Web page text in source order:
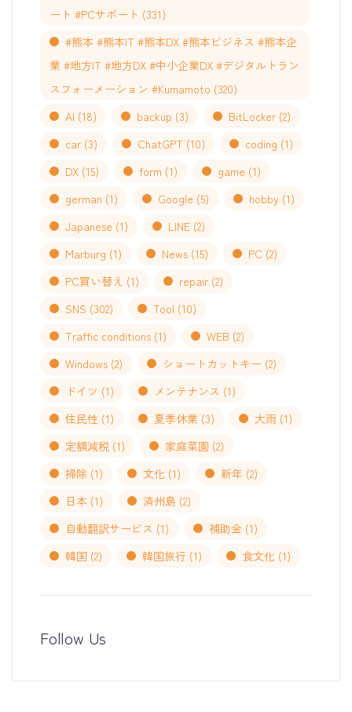
ート #PCサポート (331)
#熊本 #熊本IT #熊本DX #熊本ビジネス #熊本企
業 #地方IT #地方DX #中小企業DX #デジタルトラン
スフォーメーション #Kumamoto (320)
AI (18) backup (3) BitLocker (2)
car (3) ChatGPT (10) coding (1)
DX (15) form (1) game (1)
german (1) Google (5) hobby (1)
Japanese (1) LINE (2)
Marburg (1) News (15) PC (2)
PC買い替え (1) repair (2)
SNS (302) Tool (10)
Traffic conditions (1) WEB (2)
Windows (2) ショートカットキー (2)
ドイツ (1) メンテナンス (1)
住民性 (1) 夏季休業 (3) 大雨 (1)
定額減税 (1) 家庭菜園 (2)
掃除 (1) 文化 (1) 新年 (2)
日本 (1) 済州島 (2)
自動翻訳サービス (1) 補助金 (1)
韓国 (2) 韓国旅行 (1) 食文化 (1)
Follow Us